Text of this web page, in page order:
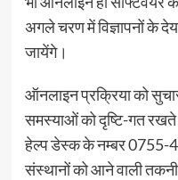
अगले चरण में विज्ञापनों के
जायेंगे।
ऑनलाइन प्रक्रिया को
समस्याओं को दृष्टि-गत रखते
हेल्प डेस्क के नम्बर 0755-
संस्थानों को आने वाली